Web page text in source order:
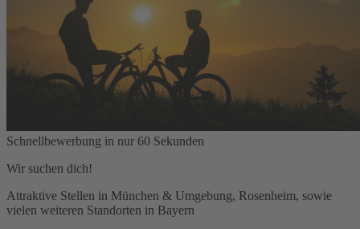
Schnellbewerbung in nur 60 Sekunden
Wir suchen dich!
Attraktive Stellen in München & Umgebung, Rosenheim, sowie
vielen weiteren Standorten in Bayern